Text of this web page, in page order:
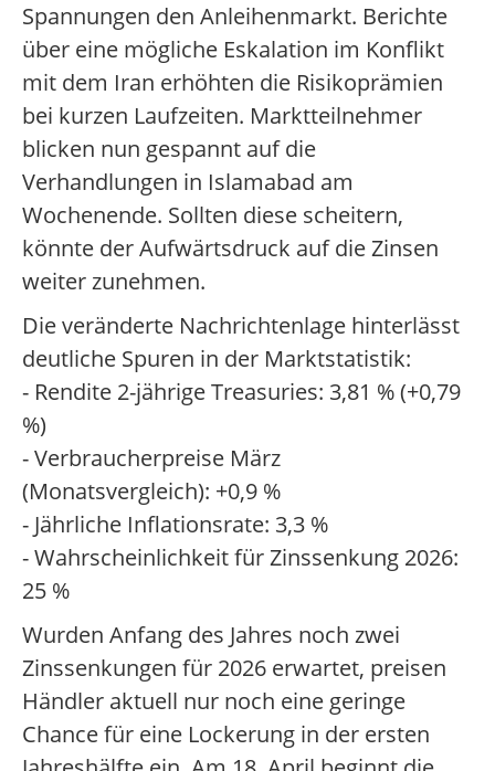
Spannungen den Anleihenmarkt. Berichte
über eine mögliche Eskalation im Konflikt
mit dem Iran erhöhten die Risikoprämien
bei kurzen Laufzeiten. Marktteilnehmer
blicken nun gespannt auf die
Verhandlungen in Islamabad am
Wochenende. Sollten diese scheitern,
könnte der Aufwärtsdruck auf die Zinsen
weiter zunehmen.
Die veränderte Nachrichtenlage hinterlässt
deutliche Spuren in der Marktstatistik:
- Rendite 2-jährige Treasuries: 3,81 % (+0,79
%)
- Verbraucherpreise März
(Monatsvergleich): +0,9 %
- Jährliche Inflationsrate: 3,3 %
- Wahrscheinlichkeit für Zinssenkung 2026:
25 %
Wurden Anfang des Jahres noch zwei
Zinssenkungen für 2026 erwartet, preisen
Händler aktuell nur noch eine geringe
Chance für eine Lockerung in der ersten